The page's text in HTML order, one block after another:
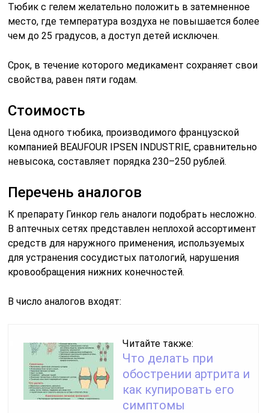
Тюбик с гелем желательно положить в затемненное
место, где температура воздуха не повышается более
чем до 25 градусов, а доступ детей исключен.
Срок, в течение которого медикамент сохраняет свои
свойства, равен пяти годам.
Стоимость
Цена одного тюбика, производимого французской
компанией BEAUFOUR IPSEN INDUSTRIE, сравнительно
невысока, составляет порядка 230–250 рублей.
Перечень аналогов
К препарату Гинкор гель аналоги подобрать несложно.
В аптечных сетях представлен неплохой ассортимент
средств для наружного применения, используемых
для устранения сосудистых патологий, нарушения
кровообращения нижних конечностей.
В число аналогов входят:
Читайте также:
Что делать при
обострении артрита и
как купировать его
симптомы